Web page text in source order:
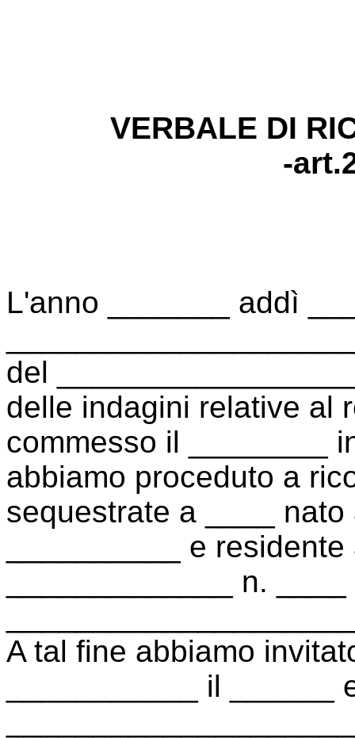
VERBALE DI
-
L'anno _______ addì
del
delle indagini relative al
commesso il ________
abbiamo proceduto a
sequestrate a ____
__________ e
_____________ n.
A tal fine abbiamo
___________ il ______